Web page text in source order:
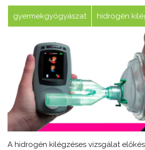
gyermekgyógyászat hidrogén
A hidrogén kilégzéses vizsgálat